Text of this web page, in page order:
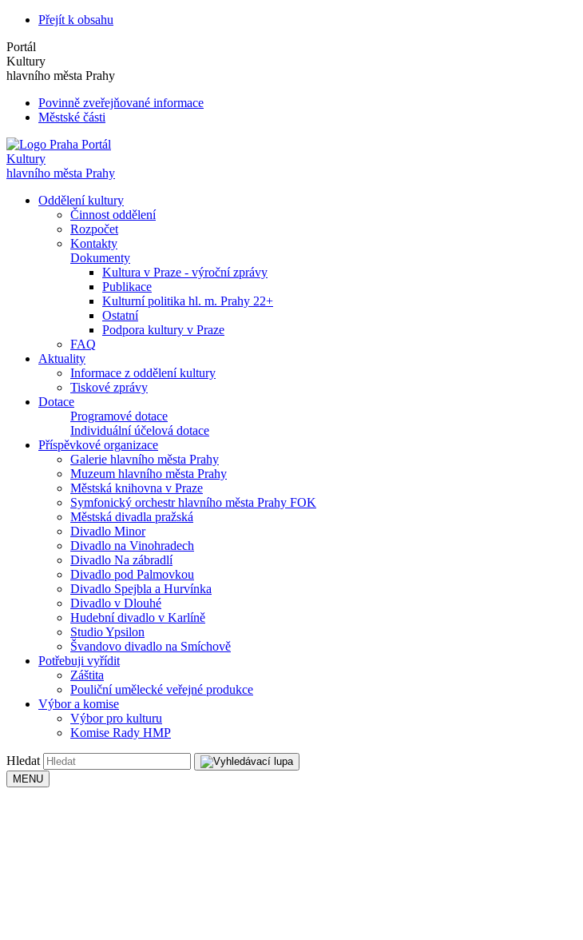
Přejít k obsahu
Portál
Kultury
hlavního města Prahy
Povinně zveřejňované informace
Městské části
Portál
Kultury
hlavního města Prahy
Oddělení kultury
Činnost oddělení
Rozpočet
Kontakty
Dokumenty
Kultura v Praze - výroční zprávy
Publikace
Kulturní politika hl. m. Prahy 22+
Ostatní
Podpora kultury v Praze
FAQ
Aktuality
Informace z oddělení kultury
Tiskové zprávy
Dotace
Programové dotace
Individuální účelová dotace
Příspěvkové organizace
Galerie hlavního města Prahy
Muzeum hlavního města Prahy
Městská knihovna v Praze
Symfonický orchestr hlavního města Prahy FOK
Městská divadla pražská
Divadlo Minor
Divadlo na Vinohradech
Divadlo Na zábradlí
Divadlo pod Palmovkou
Divadlo Spejbla a Hurvínka
Divadlo v Dlouhé
Hudební divadlo v Karlíně
Studio Ypsilon
Švandovo divadlo na Smíchově
Potřebuji vyřídit
Záštita
Pouliční umělecké veřejné produkce
Výbor a komise
Výbor pro kulturu
Komise Rady HMP
Hledat
MENU